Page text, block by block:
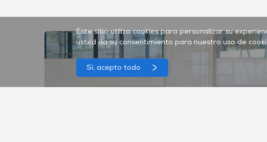
Este sitio utiliza cookies para personalizar su
usted da su consentimiento para nuestro uso de
Sí, acepto todo